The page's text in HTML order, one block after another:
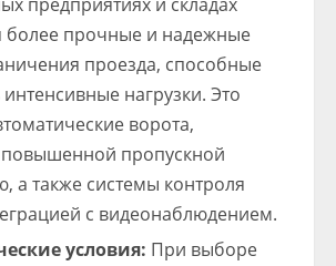
более прочные и надежные
проезда, способные
нагрузки. Это
ворота,
пропускной
а также системы контроля
с видеонаблюдением.
условия: При выборе